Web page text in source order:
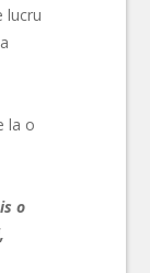
lucru
la o
o